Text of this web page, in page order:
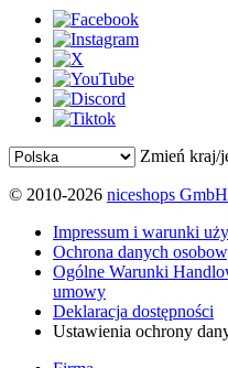
Zmień kraj/
© 2010-2026 niceshops GmbH
Impressum i warunki
Ochrona danych
Ogólne Warunki
umowy
Deklaracja dostępności
Ustawienia ochrony